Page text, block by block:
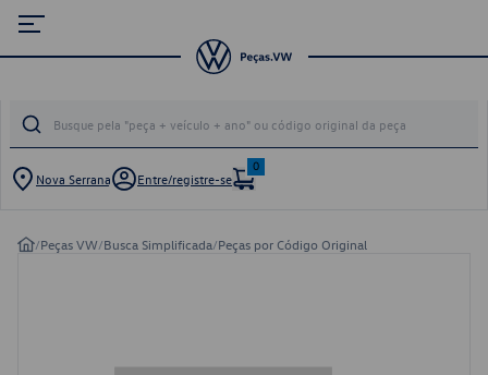
Nova Serrana Entre/registre-se
0
/Peças VW/Busca Simplificada/Peças por Código Original